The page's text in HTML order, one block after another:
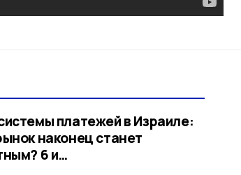
платежей в Израиле:
наконец станет
6 и…